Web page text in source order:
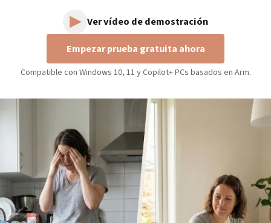
▶ Ver vídeo de demostración
Empezar prueba gratuita ahora
Compatible con Windows 10, 11 y Copilot+ PCs basados en Arm.